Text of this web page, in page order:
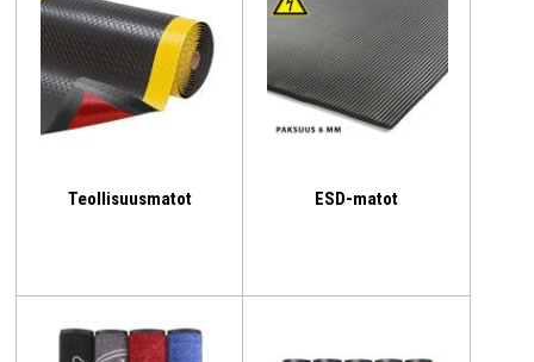
Teollisuusmatot ESD-matot